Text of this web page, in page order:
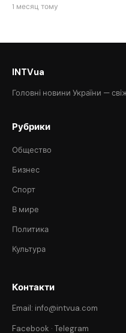
1 месяц тому
INTVua
Головні новини України —
Рубрики
Общество
Бизнес
Спорт
В мире
Политика
Культура
Контакти
Email: info@intvua.com
Facebook · Telegram